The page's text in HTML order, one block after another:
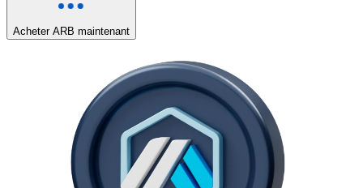
Acheter ARB maintenant